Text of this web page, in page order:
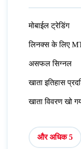
मोबाईल ट्रेडिंग
लिनक्स के लिए
असफल सिग्नल
खाता इतिहास
खाता विवरण खो
और अधिक 5